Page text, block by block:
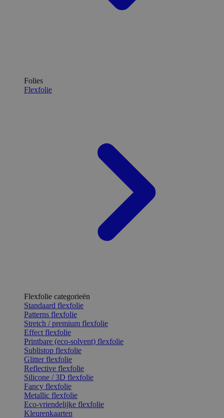
Folies
Flexfolie
Flexfolie categorieën
Standaard flexfolie
Patterns flexfolie
Stretch / premium flexfolie
Effect flexfolie
Printbare (eco-solvent) flexfolie
Sublistop flexfolie
Glitter flexfolie
Reflective flexfolie
Silicone / 3D flexfolie
Fancy flexfolie
Metallic flexfolie
Eco-vriendelijke flexfolie
Kleurenkaarten